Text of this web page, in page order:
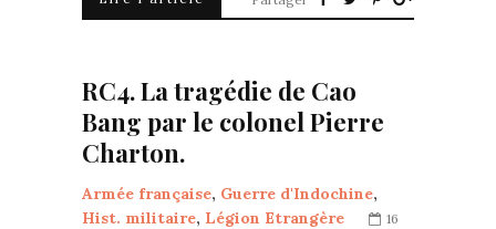
RC4. La tragédie de Cao
Bang par le colonel Pierre
Charton.
Armée française, Guerre d'Indochine,
Hist. militaire, Légion Etrangère
16